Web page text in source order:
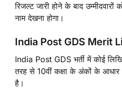
रिजल्ट जारी होने के बाद
नाम देखना होगा।
India Post GDS Merit
India Post GDS भर्ती में कोई
तरह से 10वीं कक्षा के अंकों के आधार
है।